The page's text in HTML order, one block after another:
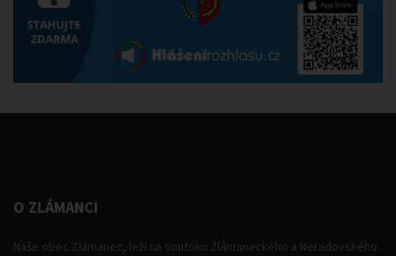
O ZLÁMANCI
Naše obec Zlámanec, leží na soutoku Zlámaneckého a Neradovského